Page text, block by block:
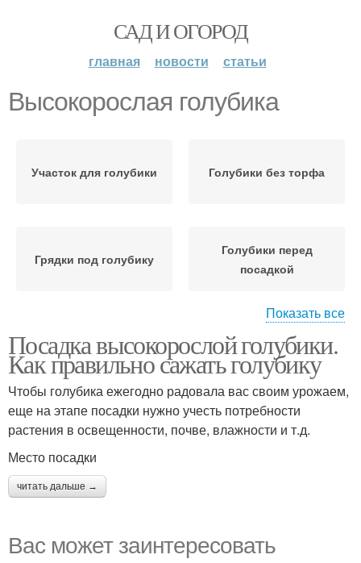
САД И ОГОРОД
главная новости статьи
Высокорослая голубика
Участок для голубики Голубики без торфа
Грядки под голубику
Голубики перед
посадкой
Соседи для голубики
Голубики для
выращивания
Показать все
Посадка высокорослой голубики.
Как правильно сажать голубику
Чтобы голубика ежегодно радовала вас своим урожаем,
еще на этапе посадки нужно учесть потребности
растения в освещенности, почве, влажности и т.д.
Место посадки
читать дальше →
Вас может заинтересовать